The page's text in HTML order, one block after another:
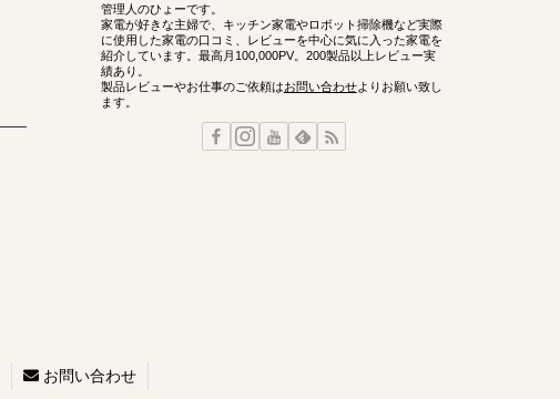
管理人のひょーです。
家電が好きな主婦で、キッチン家電やロボット掃除機など実際
に使用した家電の口コミ、レビューを中心に気に入った家電を
紹介しています。最高月100,000PV。200製品以上レビュー実
績あり。
製品レビューやお仕事のご依頼はお問い合わせよりお願い致し
ます。
お問い合わせ